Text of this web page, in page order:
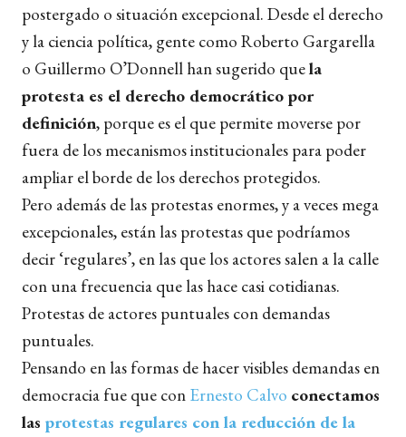
postergado o situación excepcional. Desde el derecho
y la ciencia política, gente como Roberto Gargarella
o Guillermo O’Donnell han sugerido quela
protesta es el derecho democrático por
definición, porque es el que permite moverse por
fuera de los mecanismos institucionales para poder
ampliar el borde de los derechos protegidos.
Pero además de las protestas enormes, y a veces mega
excepcionales, están las protestas que podríamos
decir ‘regulares’, en las que los actores salen a la calle
con una frecuencia que las hace casi cotidianas.
Protestas de actores puntuales con demandas
puntuales.
Pensando en las formas de hacer visibles demandas en
democracia fue que con Ernesto Calvo conectamos
las protestas regulares con la reducción de la